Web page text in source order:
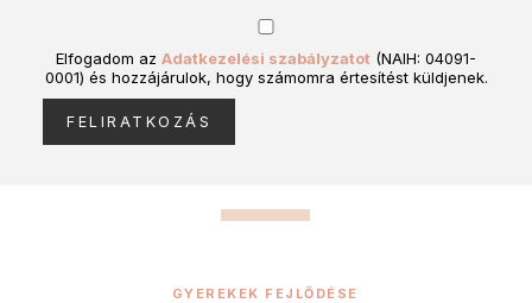
Elfogadom az Adatkezelési szabályzatot (NAIH: 04091-
0001) és hozzájárulok, hogy számomra értesítést küldjenek.
GYEREKEK FEJLŐDÉSE